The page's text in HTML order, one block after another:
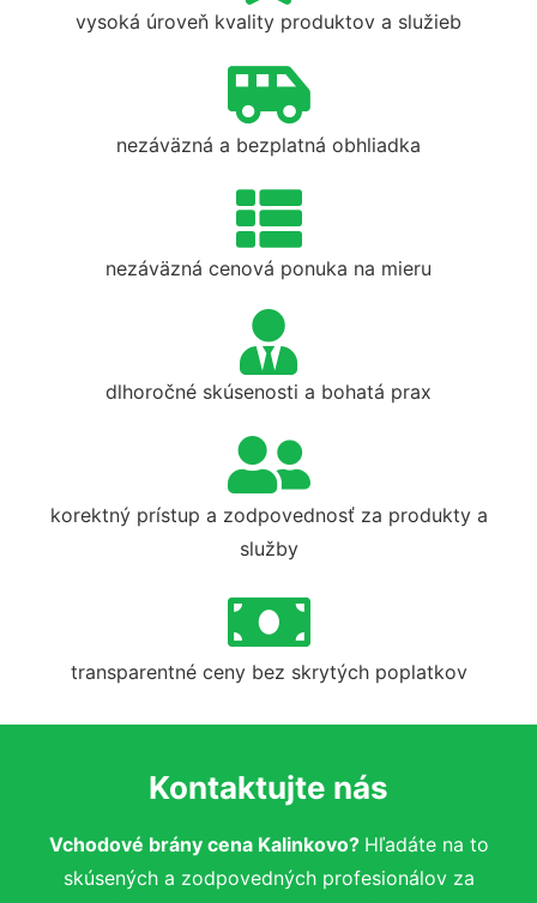
vysoká úroveň kvality produktov a služieb
nezáväzná a bezplatná obhliadka
nezáväzná cenová ponuka na mieru
dlhoročné skúsenosti a bohatá prax
korektný prístup a zodpovednosť za produkty a
služby
transparentné ceny bez skrytých poplatkov
Kontaktujte nás
Vchodové brány cena Kalinkovo? Hľadáte na to
skúsených a zodpovedných profesionálov za